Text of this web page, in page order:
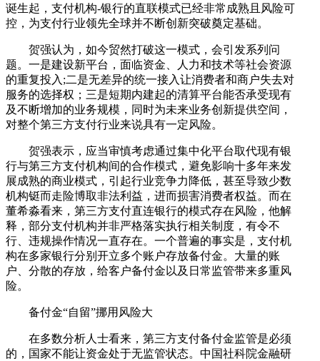
诞生起，支付机构-银行的直联模式已经非常成熟且风险可
控，为支付行业领先全球并不断创新突破奠定基础。
贺强认为，如今贸然打破这一模式，会引发系列问
题。一是建设新平台，面临资金、人力和技术等社会资源
的重复投入;二是无差异的统一接入让消费者和商户失去对
服务的选择权；三是短期内建起的清算平台能否承受现有
及不断增加的业务规模，同时为未来业务创新提供空间，
对整个第三方支付行业来说具有一定风险。
贺强表示，应当审慎考虑通过集中化平台取代现有银
行与第三方支付机构间的合作模式，避免影响十多年来发
展成熟的商业模式，引起行业竞争力降低，甚至导致少数
机构铤而走险博取非法利益，进而损害消费者权益。而在
董希淼看来，第三方支付直连银行的模式存在风险，他解
释，部分支付机构并非严格落实执行相关制度，有令不
行、违规操作情况一直存在。一个普遍的事实是，支付机
构在多家银行分别开立多个账户存放备付金。大量的账
户、分散的存放，给客户备付金以及日常监管带来多重风
险。
备付金“自留”挪用风险大
在多数分析人士看来，第三方支付备付金监管是必须
的，国家不能让资金处于无监管状态。中国社科院金融研